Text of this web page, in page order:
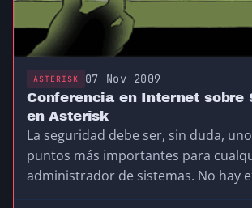
ASTERISK 07 Nov 2009
Conferencia en Internet sobre
en Asterisk
La seguridad debe ser, sin duda,
puntos más importantes para
administrador de sistemas. No hay